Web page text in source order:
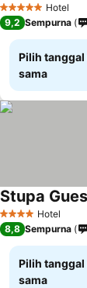
5 Bintang Hotel
9,2 Sempurna
Pilih
sama
4 BintangHotel
Stupa
8,8 Sempurna
Pilih
sama